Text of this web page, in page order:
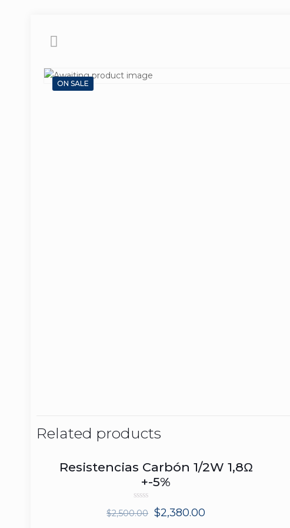
ON SALE
Related products
ON SALE
Resistencias Carbón 1/2W 1,8Ω
+-5%
0
$2,500.00 $2,380.00